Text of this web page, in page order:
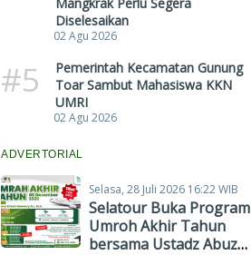
Diselesaikan
02 Agu 2026
#5
Pemerintah Kecamatan Gunung
Toar Sambut Mahasiswa KKN
UMRI
02 Agu 2026
ADVERTORIAL
Selasa, 28 Juli 2026 16:22 WIB
Selatour Buka Program
Umroh Akhir Tahun
bersama Ustadz Abuz